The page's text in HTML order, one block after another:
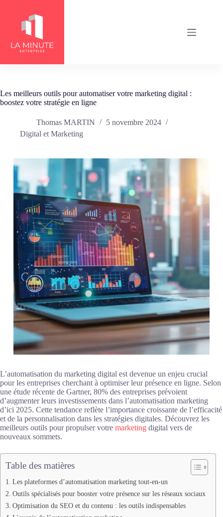
contenu
Les meilleurs outils pour automatiser votre marketing digital :
boostez votre stratégie en ligne
Thomas MARTIN
5 novembre 2024
Digital et Marketing
L’automatisation du marketing digital est devenue un enjeu crucial
pour les entreprises cherchant à optimiser leur présence en ligne. Selon
une étude récente de Gartner, 80% des entreprises prévoient
d’augmenter leurs investissements dans l’automatisation marketing
d’ici 2025. Cette tendance reflète l’importance croissante de l’efficacité
et de la personnalisation dans les stratégies digitales. Découvrez les
meilleurs outils pour propulser votre marketing digital vers de
nouveaux sommets.
Table des matières
Les plateformes d’automatisation marketing tout-en-un
Outils spécialisés pour booster votre présence sur les réseaux sociaux
Optimisation du SEO et du contenu : les outils indispensables